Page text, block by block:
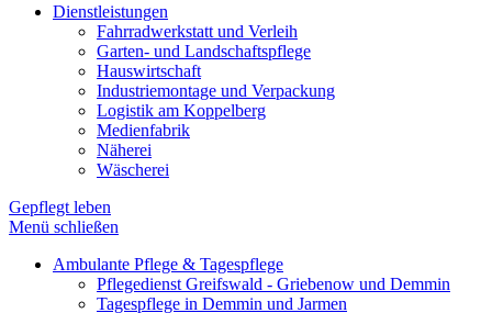
Dienstleistungen
Fahrradwerkstatt und Verleih
Garten- und Landschaftspflege
Hauswirtschaft
Industriemontage und Verpackung
Logistik am Koppelberg
Medienfabrik
Näherei
Wäscherei
Gepflegt leben
Menü schließen
Ambulante Pflege & Tagespflege
Pflegedienst Greifswald - Griebenow und Demmin
Tagespflege in Demmin und Jarmen